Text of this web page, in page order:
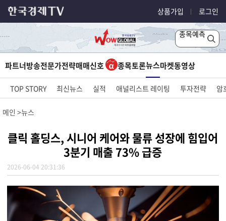
상품가입 로그인
종목예측
파트너방송전문가전략매매신호 종목토론뉴스마켓동영상
TOP STORY 최신뉴스 실적 애널리스트 레이팅 투자전략 암
메인 뉴스
클릭 홀딩스, 시니어 케어와 물류 성장에 힘입어
3분기 매출 73% 급증
2026-06-04 20:31:36